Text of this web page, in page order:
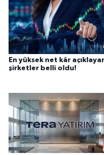
En yüksek net kâr
şirketler belli oldu!